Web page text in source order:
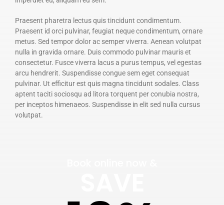
Praesent pharetra lectus quis tincidunt condimentum.
Praesent id orci pulvinar, feugiat neque condimentum, ornare
metus. Sed tempor dolor ac semper viverra. Aenean volutpat
nulla in gravida ornare. Duis commodo pulvinar mauris et
consectetur. Fusce viverra lacus a purus tempus, vel egestas
arcu hendrerit. Suspendisse congue sem eget consequat
pulvinar. Ut efficitur est quis magna tincidunt sodales. Class
aptent taciti sociosqu ad litora torquent per conubia nostra,
per inceptos himenaeos. Suspendisse in elit sed nulla cursus
volutpat.